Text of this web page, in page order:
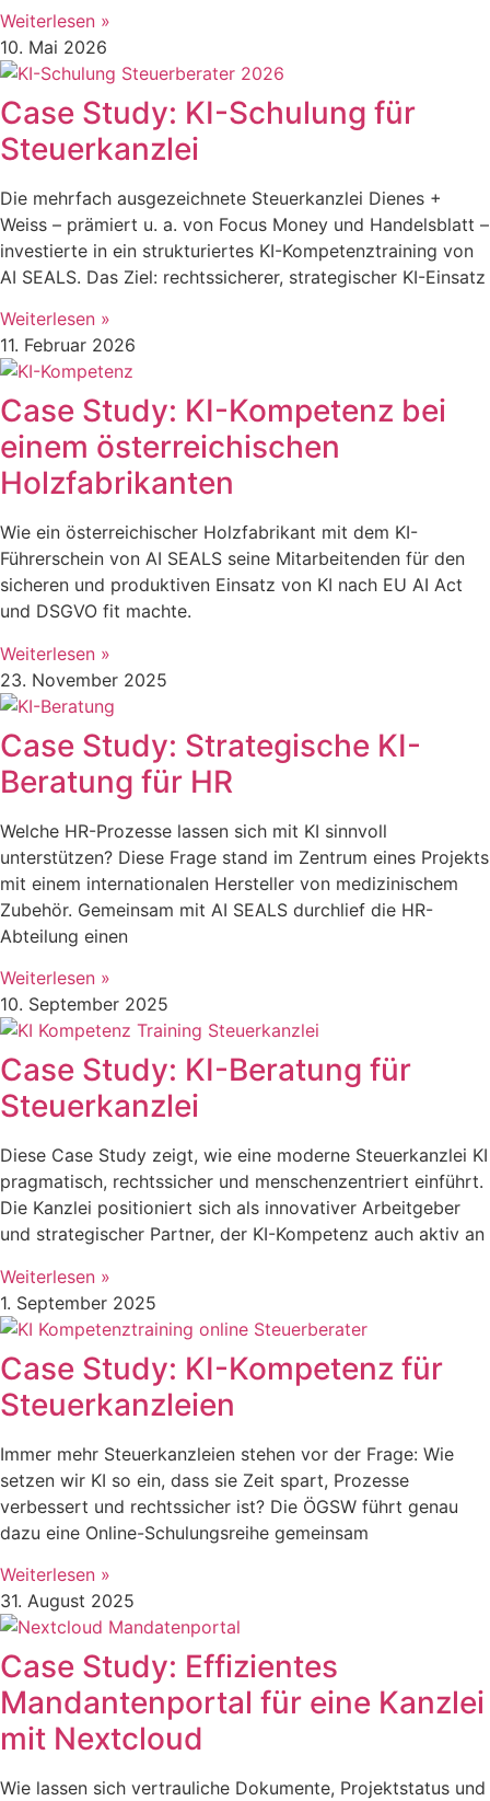
Weiterlesen »
10. Mai 2026
Case Study: KI-Schulung für
Steuerkanzlei
Die mehrfach ausgezeichnete Steuerkanzlei Dienes +
Weiss – prämiert u. a. von Focus Money und Handelsblatt –
investierte in ein strukturiertes KI-Kompetenztraining von
AI SEALS. Das Ziel: rechtssicherer, strategischer KI-Einsatz
Weiterlesen »
11. Februar 2026
Case Study: KI-Kompetenz bei
einem österreichischen
Holzfabrikanten
Wie ein österreichischer Holzfabrikant mit dem KI-
Führerschein von AI SEALS seine Mitarbeitenden für den
sicheren und produktiven Einsatz von KI nach EU AI Act
und DSGVO fit machte.
Weiterlesen »
23. November 2025
Case Study: Strategische KI-
Beratung für HR
Welche HR-Prozesse lassen sich mit KI sinnvoll
unterstützen? Diese Frage stand im Zentrum eines Projekts
mit einem internationalen Hersteller von medizinischem
Zubehör. Gemeinsam mit AI SEALS durchlief die HR-
Abteilung einen
Weiterlesen »
10. September 2025
Case Study: KI-Beratung für
Steuerkanzlei
Diese Case Study zeigt, wie eine moderne Steuerkanzlei KI
pragmatisch, rechtssicher und menschenzentriert einführt.
Die Kanzlei positioniert sich als innovativer Arbeitgeber
und strategischer Partner, der KI-Kompetenz auch aktiv an
Weiterlesen »
1. September 2025
Case Study: KI-Kompetenz für
Steuerkanzleien
Immer mehr Steuerkanzleien stehen vor der Frage: Wie
setzen wir KI so ein, dass sie Zeit spart, Prozesse
verbessert und rechtssicher ist? Die ÖGSW führt genau
dazu eine Online-Schulungsreihe gemeinsam
Weiterlesen »
31. August 2025
Case Study: Effizientes
Mandantenportal für eine Kanzlei
mit Nextcloud
Wie lassen sich vertrauliche Dokumente, Projektstatus und